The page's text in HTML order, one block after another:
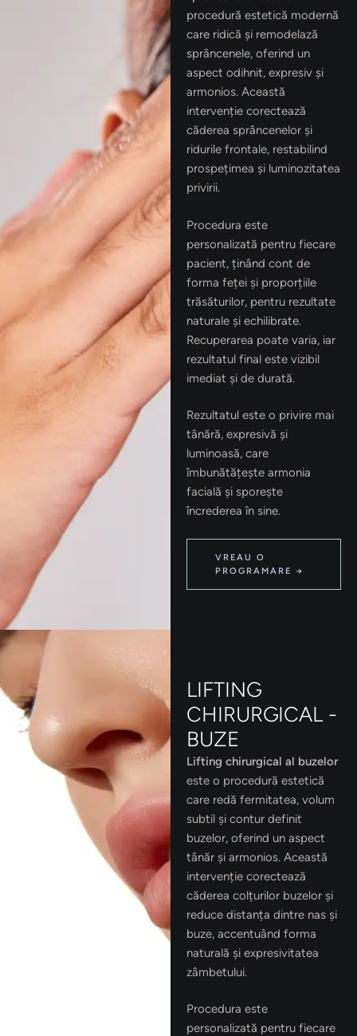
procedură estetică modernă
care ridică și remodelază
sprâncenele, oferind un
aspect odihnit, expresiv și
armonios. Această
intervenție corectează
căderea sprâncenelor și
ridurile frontale, restabilind
prospețimea și luminozitatea
privirii.
Procedura este
personalizată pentru fiecare
pacient, ținând cont de
forma feței și proporțiile
trăsăturilor, pentru rezultate
naturale și echilibrate.
Recuperarea poate varia, iar
rezultatul final este vizibil
imediat și de durată.
Rezultatul este o privire mai
tânără, expresivă și
luminoasă, care
îmbunătățește armonia
facială și sporește
încrederea în sine.
VREAU O
PROGRAMARE →
LIFTING
CHIRURGICAL -
BUZE
Lifting chirurgical al buzelor
este o procedură estetică
care redă fermitatea, volum
subtil și contur definit
buzelor, oferind un aspect
tânăr și armonios. Această
intervenție corectează
căderea colțurilor buzelor și
reduce distanța dintre nas și
buze, accentuând forma
naturală și expresivitatea
zâmbetului.
Procedura este
personalizată pentru fiecare